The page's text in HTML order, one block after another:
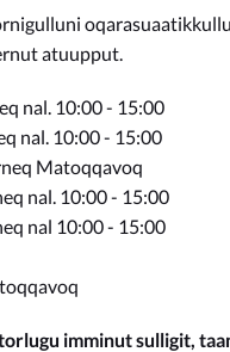
oqarasuaatikkullu
atuupput.
nal. 10:00 - 15:00
nal. 10:00 - 15:00
Matoqqavoq
nal. 10:00 - 15:00
nal 10:00 - 15:00
imminut sulligit,